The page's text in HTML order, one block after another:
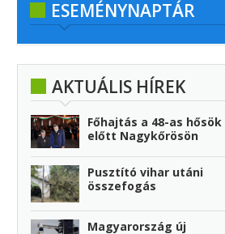
ESEMÉNYNAPTÁR
AKTUÁLIS HÍREK
Főhajtás a 48-as hősök
előtt Nagykőrösön
Pusztító vihar utáni
összefogás
Magyarország új